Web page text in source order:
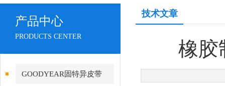
产品中心
PRODUCTS CENTER
GOODYEAR固特异皮带
技术文章
橡胶